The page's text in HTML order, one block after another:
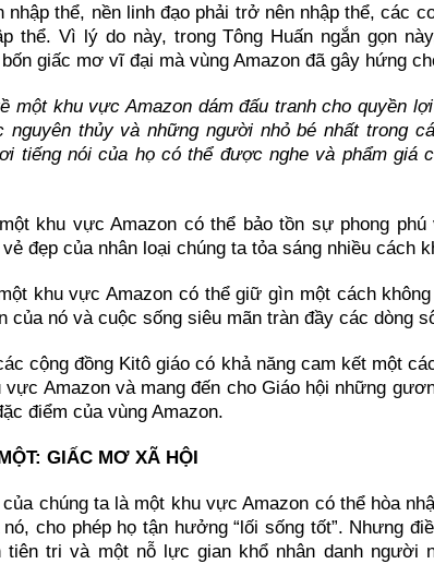
nhập thể, nền linh đạo phải trở nên nhập thể, các
thể. Vì lý do này, trong Tông Huấn ngắn gọn
giấc mơ vĩ đại mà vùng Amazon đã gây hứng
một khu vực Amazon dám đấu tranh cho quyền
nguyên thủy và những người nhỏ bé nhất trong
tiếng nói của họ có thể được nghe và phẩm giá
khu vực Amazon có thể bảo tồn sự phong phú
đẹp của nhân loại chúng ta tỏa sáng nhiều cách
khu vực Amazon có thể giữ gìn một cách
của nó và cuộc sống siêu mãn tràn đầy các dòng
cộng đồng Kitô giáo có khả năng cam kết một
vực Amazon và mang đến cho Giáo hội những
điểm của vùng Amazon.
GIẤC MƠ XÃ HỘI
chúng ta là một khu vực Amazon có thể hòa
cho phép họ tận hưởng “lối sống tốt”. Nhưng
tiên tri và một nỗ lực gian khổ nhân danh người